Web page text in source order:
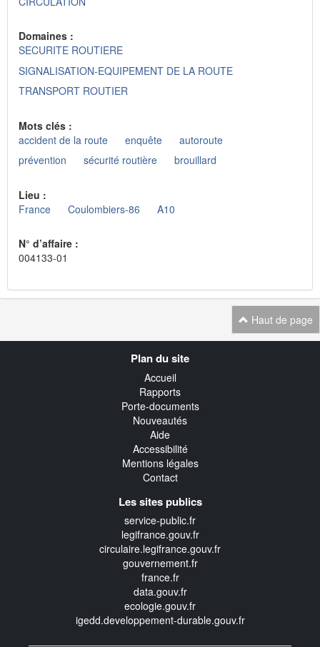
Domaines :
SECURITE ROUTIERE
SIGNALISATION-EQUIPEMENT DE LA ROUTE
TRANSPORT ROUTIER
Mots clés :
accident de la route
enquête
autoroute
prévention
sécurité routière brouillard
Lieu :
France
Coulombiers-86 A10
N° d’affaire :
004133-01
Haut de page
Plan du site
Accueil
Rapports
Porte-documents
Nouveautés
Aide
Accessibilité
Mentions légales
Contact
Les sites publics
service-public.fr
legifrance.gouv.fr
circulaire.legifrance.gouv.fr
gouvernement.fr
france.fr
data.gouv.fr
ecologie.gouv.fr
igedd.developpement-durable.gouv.fr